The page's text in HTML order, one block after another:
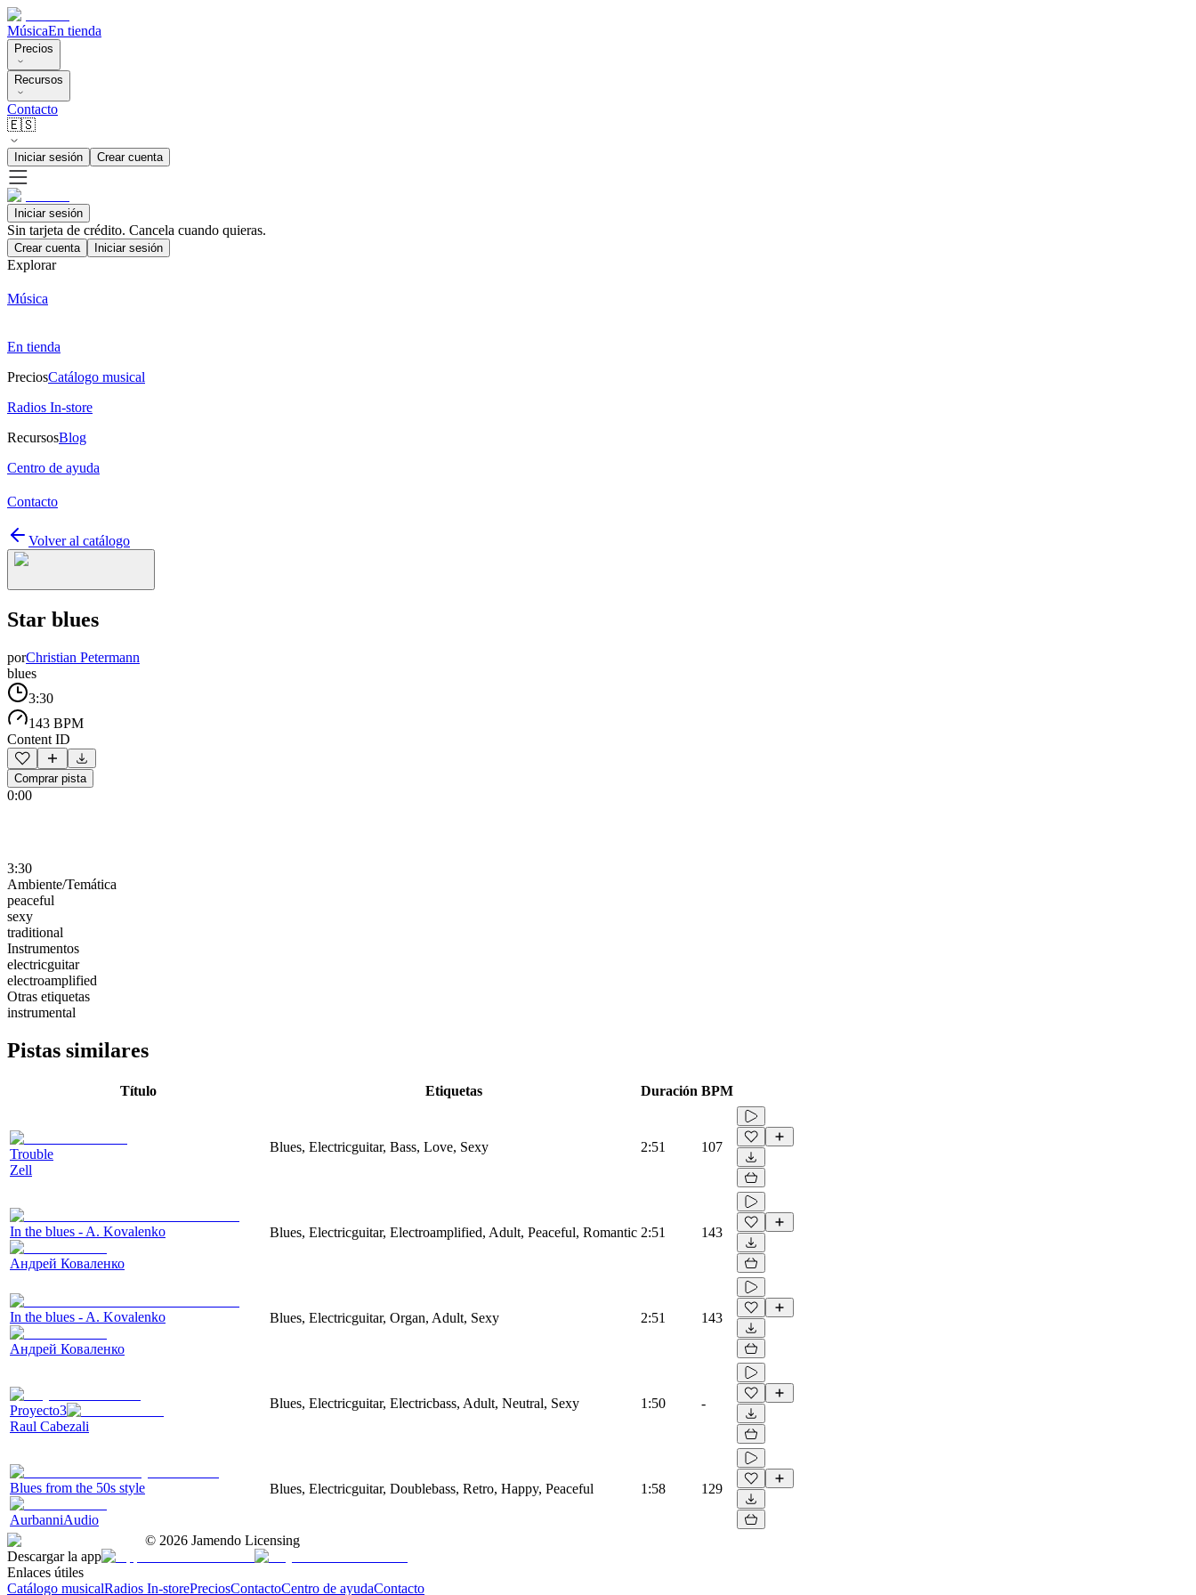
MúsicaEn tienda
Precios
Recursos
Contacto
🇪🇸
Iniciar sesión Crear cuenta
Iniciar sesión
Sin tarjeta de crédito. Cancela cuando quieras.
Crear cuenta Iniciar sesión
Explorar
Música
En tienda
PreciosCatálogo musical
Radios In-store
RecursosBlog
Centro de ayuda
Contacto
Volver al catálogo
Star blues
porChristian Petermann
blues
3:30
143 BPM
Content ID
Comprar pista
0:00
3:30
Ambiente/Temática
peaceful
sexy
traditional
Instrumentos
electricguitar
electroamplified
Otras etiquetas
instrumental
Pistas similares
Título Etiquetas Duración BPM
Trouble
Zell
Blues, Electricguitar, Bass, Love, Sexy 2:51 107
In the blues - A. Kovalenko
Андрей Коваленко
Blues, Electricguitar, Electroamplified, Adult, Peaceful, Romantic 2:51 143
In the blues - A. Kovalenko
Андрей Коваленко
Blues, Electricguitar, Organ, Adult, Sexy 2:51 143
Proyecto3
Raul Cabezali
Blues, Electricguitar, Electricbass, Adult, Neutral, Sexy 1:50 -
Blues from the 50s style
AurbanniAudio
Blues, Electricguitar, Doublebass, Retro, Happy, Peaceful 1:58 129
© 2026 Jamendo Licensing
Descargar la app
Enlaces útiles
Catálogo musicalRadios In-storePreciosContactoCentro de ayudaContacto